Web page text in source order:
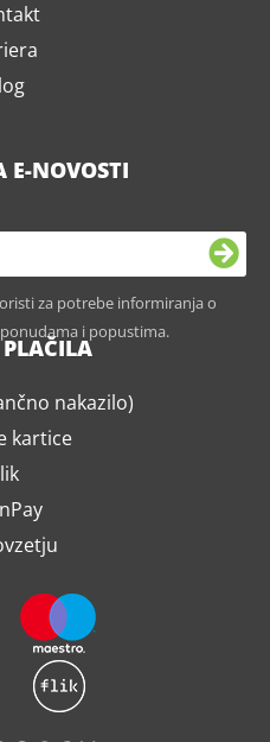
E-NOVOSTI
za potrebe informiranja o
i popustima.
nakazilo)
kartice